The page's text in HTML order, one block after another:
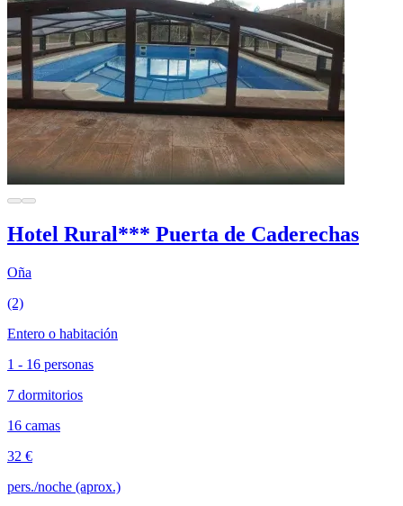
Hotel Rural*** Puerta de Caderechas
Oña
(2)
Entero o habitación
1 - 16 personas
7 dormitorios
16 camas
32 €
pers./noche (aprox.)